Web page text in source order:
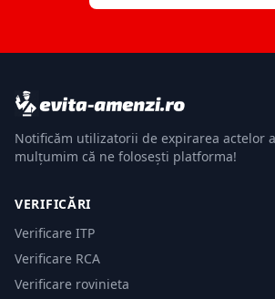
Notificăm utilizatorii de expirarea actelor
mulțumim că ne folosești platforma!
VERIFICĂRI
Verificare ITP
Verificare RCA
Verificare rovinieta